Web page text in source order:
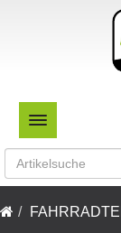
TOGGLE